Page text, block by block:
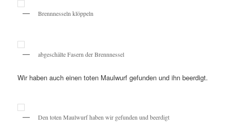
Brennnesseln klöppeln
abgeschälte Fasern der Brennnessel
Wir haben auch einen toten Maulwurf gefunden und ihn beerdigt.
Den toten Maulwurf haben wir gefunden und beerdigt